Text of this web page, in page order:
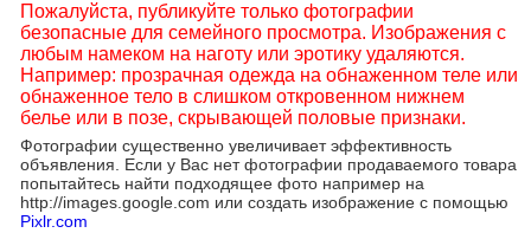
Пожалуйста, публикуйте только фотографии
безопасные для семейного просмотра. Изображения с
любым намеком на наготу или эротику удаляются.
Например: прозрачная одежда на обнаженном теле или
обнаженное тело в слишком откровенном нижнем
белье или в позе, скрывающей половые признаки.
Фотографии существенно увеличивает эффективность
объявления. Если у Вас нет фотографии продаваемого товара
попытайтесь найти подходящее фото например на
http://images.google.com или создать изображение с помощью
Pixlr.com